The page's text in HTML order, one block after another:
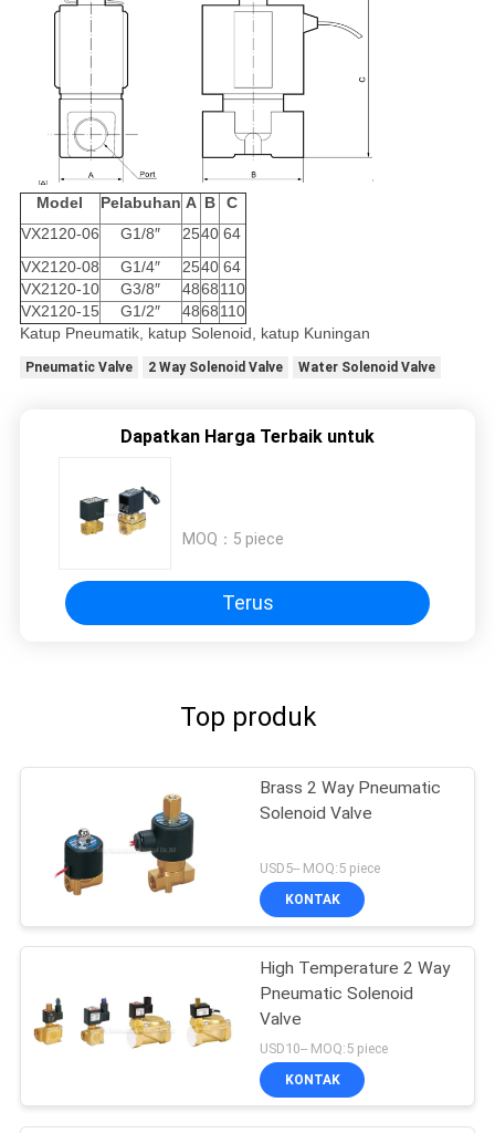
Model Pelabuhan A B
C
VX2120-06
G1/8″ 2540 64
VX2120-08
G1/4″ 2540 64
VX2120-10
G3/8″ 4868110
VX2120-15
G1/2″ 4868110
Katup Pneumatik, katup Solenoid, katup Kuningan
Pneumatic Valve 2 Way Solenoid Valve Water Solenoid Valve
Dapatkan Harga Terbaik untuk
MOQ： 5 piece
Terus
Top produk
Brass 2 Way Pneumatic
Solenoid Valve
USD5-- MOQ:5 piece
KONTAK
High Temperature 2 Way
Pneumatic Solenoid
Valve
USD10-- MOQ:5 piece
KONTAK